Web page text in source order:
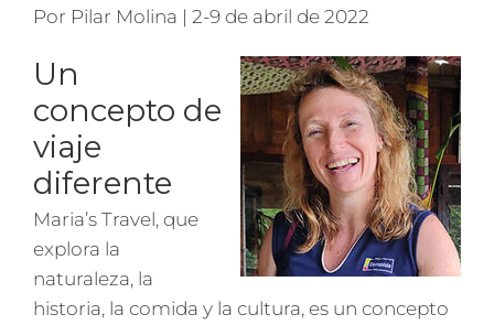
Por Pilar Molina | 2-9 de abril de 2022
Un
concepto de
viaje
diferente
Maria’s Travel, que
explora la
naturaleza, la
historia, la comida y la cultura, es un concepto